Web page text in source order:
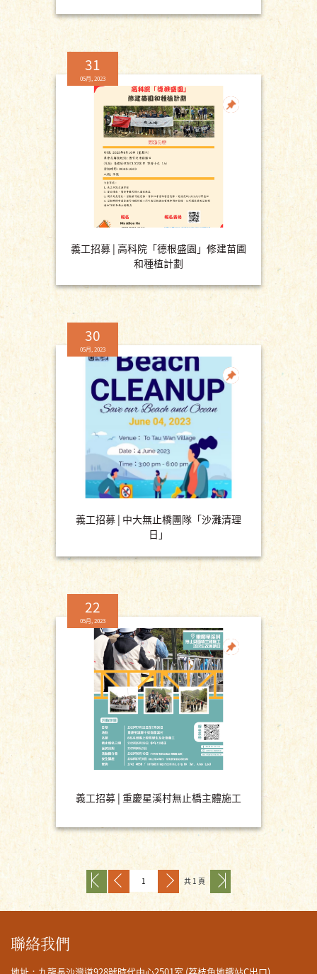
31
05月, 2023
義工招募 | 高科院「德根盛園」修建苗圃
和種植計劃
30
05月, 2023
義工招募 | 中大無止橋團隊「沙灘清理
日」
22
05月, 2023
義工招募 | 重慶星溪村無止橋主體施工
共 1 頁
聯絡我們